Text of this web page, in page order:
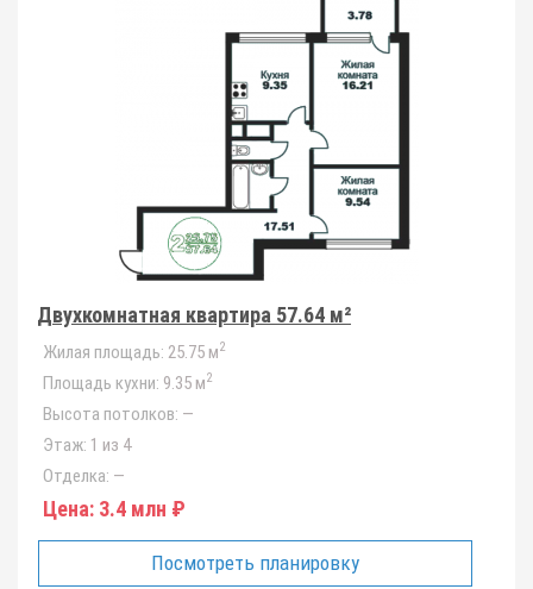
Двухкомнатная квартира 57.64 м²
Жилая площадь: 25.75 м2
Площадь кухни: 9.35 м2
Высота потолков: —
Этаж: 1 из 4
Отделка: —
Цена: 3.4 млн ₽
Посмотреть планировку